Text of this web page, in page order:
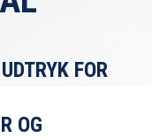
FOR
OG